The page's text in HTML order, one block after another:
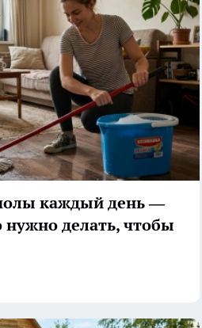
каждый день —
нужно делать, чтобы